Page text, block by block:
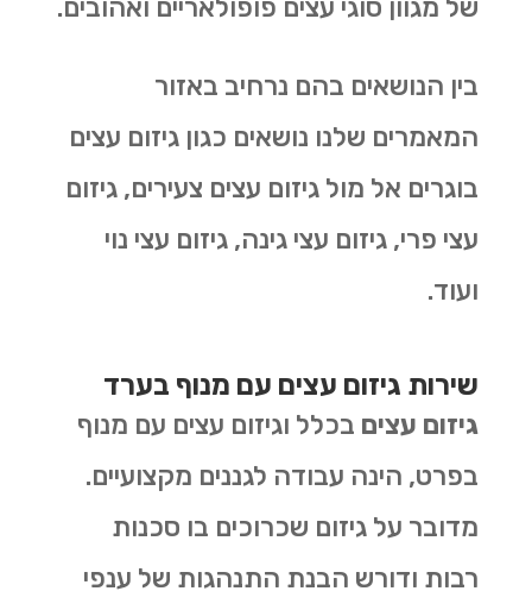
של מגוון סוגי עצים פופולאריים ואהובים.
בין הנושאים בהם נרחיב באזור
המאמרים שלנו נושאים כגון גיזום עצים
בוגרים אל מול גיזום עצים צעירים, גיזום
עצי פרי, גיזום עצי גינה, גיזום עצי נוי
ועוד.
שירות גיזום עצים עם מנוף בערד
גיזום עצים בכלל וגיזום עצים עם מנוף
בפרט, הינה עבודה לגננים מקצועיים.
מדובר על גיזום שכרוכים בו סכנות
רבות ודורש הבנת התנהגות של ענפי